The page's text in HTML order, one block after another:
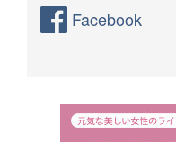
Facebook